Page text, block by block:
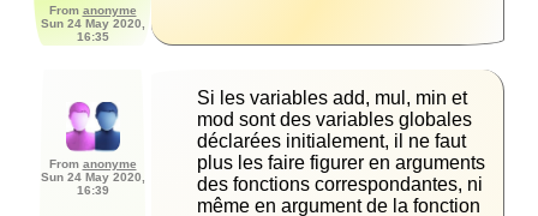
From anonyme
Sun 24 May 2020,
16:35
From anonyme
Sun 24 May 2020,
16:39
Si les variables add, mul, min et
mod sont des variables globales
déclarées initialement, il ne faut
plus les faire figurer en arguments
des fonctions correspondantes, ni
même en argument de la fonction